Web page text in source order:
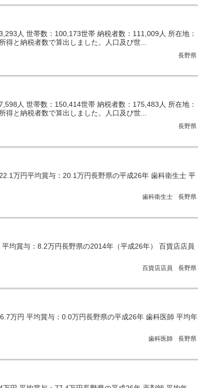
人 世帯数：100,173世帯 納税者数：111,009人 所在地：
と納税者数で算出しました。人口及び世...
長野県
人 世帯数：150,414世帯 納税者数：175,483人 所在地：
得と納税者数で算出しました。人口及び世...
長野県
万円平均賞与：20.1万円長野県の平成26年 歯科衛生士 平
歯科衛生士 長野県
均賞与：8.2万円長野県の2014年（平成26年） 百貨店店員
百貨店店員 長野県
万円 平均賞与：0.0万円長野県の平成26年 歯科医師 平均年
歯科医師 長野県